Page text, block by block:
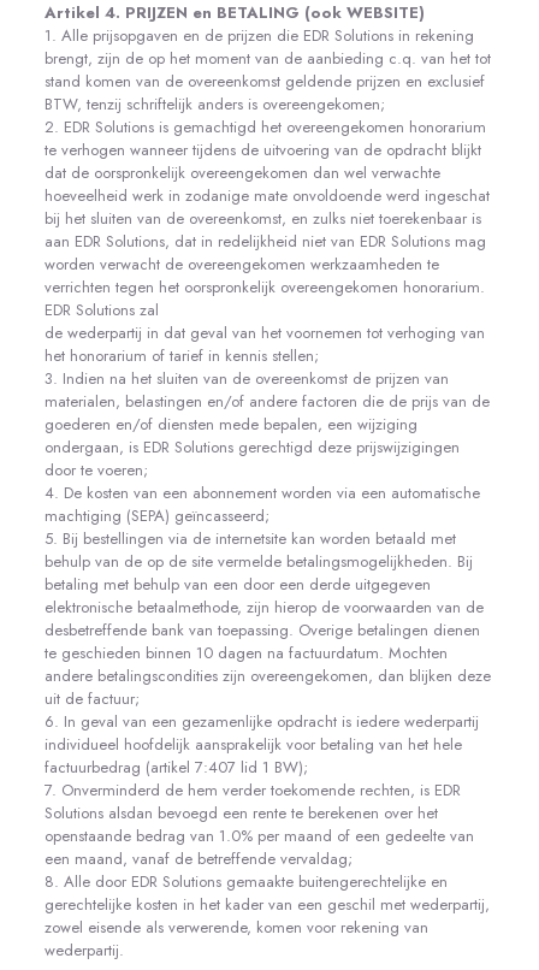
Artikel 4. PRIJZEN en BETALING (ook WEBSITE)
1. Alle prijsopgaven en de prijzen die EDR Solutions in rekening
brengt, zijn de op het moment van de aanbieding c.q. van het tot
stand komen van de overeenkomst geldende prijzen en exclusief
BTW, tenzij schriftelijk anders is overeengekomen;
2. EDR Solutions is gemachtigd het overeengekomen honorarium
te verhogen wanneer tijdens de uitvoering van de opdracht blijkt
dat de oorspronkelijk overeengekomen dan wel verwachte
hoeveelheid werk in zodanige mate onvoldoende werd ingeschat
bij het sluiten van de overeenkomst, en zulks niet toerekenbaar is
aan EDR Solutions, dat in redelijkheid niet van EDR Solutions mag
worden verwacht de overeengekomen werkzaamheden te
verrichten tegen het oorspronkelijk overeengekomen honorarium.
EDR Solutions zal
de wederpartij in dat geval van het voornemen tot verhoging van
het honorarium of tarief in kennis stellen;
3. Indien na het sluiten van de overeenkomst de prijzen van
materialen, belastingen en/of andere factoren die de prijs van de
goederen en/of diensten mede bepalen, een wijziging
ondergaan, is EDR Solutions gerechtigd deze prijswijzigingen
door te voeren;
4. De kosten van een abonnement worden via een automatische
machtiging (SEPA) geïncasseerd;
5. Bij bestellingen via de internetsite kan worden betaald met
behulp van de op de site vermelde betalingsmogelijkheden. Bij
betaling met behulp van een door een derde uitgegeven
elektronische betaalmethode, zijn hierop de voorwaarden van de
desbetreffende bank van toepassing. Overige betalingen dienen
te geschieden binnen 10 dagen na factuurdatum. Mochten
andere betalingscondities zijn overeengekomen, dan blijken deze
uit de factuur;
6. In geval van een gezamenlijke opdracht is iedere wederpartij
individueel hoofdelijk aansprakelijk voor betaling van het hele
factuurbedrag (artikel 7:407 lid 1 BW);
7. Onverminderd de hem verder toekomende rechten, is EDR
Solutions alsdan bevoegd een rente te berekenen over het
openstaande bedrag van 1.0% per maand of een gedeelte van
een maand, vanaf de betreffende vervaldag;
8. Alle door EDR Solutions gemaakte buitengerechtelijke en
gerechtelijke kosten in het kader van een geschil met wederpartij,
zowel eisende als verwerende, komen voor rekening van
wederpartij.